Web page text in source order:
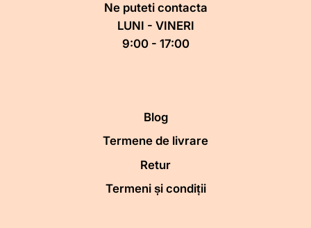
Ne puteti contacta
LUNI - VINERI
9:00 - 17:00
Blog
Termene de livrare
Retur
Termeni și condiții